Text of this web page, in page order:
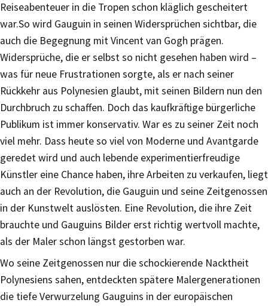
Reiseabenteuer in die Tropen schon kläglich gescheitert
war.So wird Gauguin in seinen Widersprüchen sichtbar, die
auch die Begegnung mit Vincent van Gogh prägen.
Widersprüche, die er selbst so nicht gesehen haben wird –
was für neue Frustrationen sorgte, als er nach seiner
Rückkehr aus Polynesien glaubt, mit seinen Bildern nun den
Durchbruch zu schaffen. Doch das kaufkräftige bürgerliche
Publikum ist immer konservativ. War es zu seiner Zeit noch
viel mehr. Dass heute so viel von Moderne und Avantgarde
geredet wird und auch lebende experimentierfreudige
Künstler eine Chance haben, ihre Arbeiten zu verkaufen, liegt
auch an der Revolution, die Gauguin und seine Zeitgenossen
in der Kunstwelt auslösten. Eine Revolution, die ihre Zeit
brauchte und Gauguins Bilder erst richtig wertvoll machte,
als der Maler schon längst gestorben war.
Wo seine Zeitgenossen nur die schockierende Nacktheit
Polynesiens sahen, entdeckten spätere Malergenerationen
die tiefe Verwurzelung Gauguins in der europäischen